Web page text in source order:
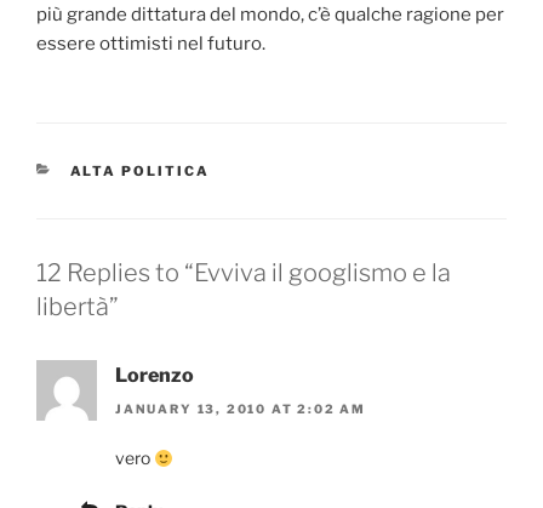
più grande dittatura del mondo, c’è qualche ragione per
essere ottimisti nel futuro.
CATEGORIES
ALTA POLITICA
12 Replies to “Evviva il googlismo e la
libertà”
Lorenzo
JANUARY 13, 2010 AT 2:02 AM
vero